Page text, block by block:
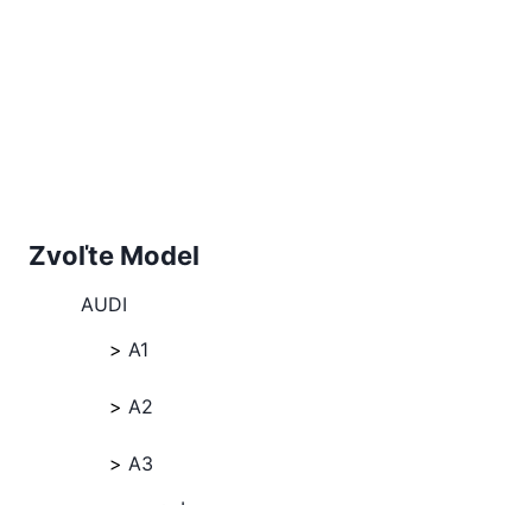
Zvoľte Model
AUDI
A1
A2
A3